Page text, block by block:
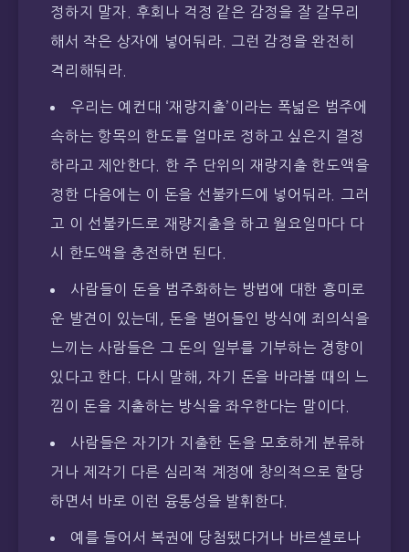
정하지 말자. 후회나 걱정 같은 감정을 잘 갈무리
해서 작은 상자에 넣어둬라. 그런 감정을 완전히
격리해둬라.
우리는 예컨대 ‘재량지출’이라는 폭넓은 범주에
속하는 항목의 한도를 얼마로 정하고 싶은지 결정
하라고 제안한다. 한 주 단위의 재량지출 한도액을
정한 다음에는 이 돈을 선불카드에 넣어둬라. 그러
고 이 선불카드로 재량지출을 하고 월요일마다 다
시 한도액을 충전하면 된다.
사람들이 돈을 범주화하는 방법에 대한 흥미로
운 발견이 있는데, 돈을 벌어들인 방식에 죄의식을
느끼는 사람들은 그 돈의 일부를 기부하는 경향이
있다고 한다. 다시 말해, 자기 돈을 바라볼 때의 느
낌이 돈을 지출하는 방식을 좌우한다는 말이다.
사람들은 자기가 지출한 돈을 모호하게 분류하
거나 제각기 다른 심리적 계정에 창의적으로 할당
하면서 바로 이런 융통성을 발휘한다.
예를 들어서 복권에 당첨됐다거나 바르셀로나